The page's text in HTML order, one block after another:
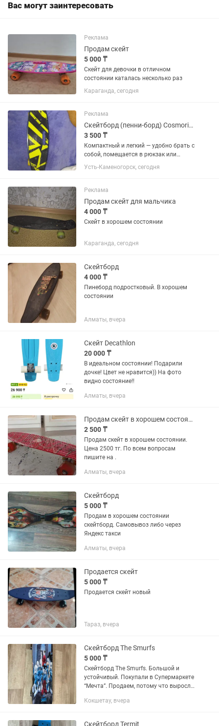
Вас могут заинтересовать
Реклама
Продам скейт
5 000 ₸
Скейт для девочки в отличном
состоянии каталась несколько раз
Караганда, сегодня
Реклама
Скейтборд (пенни-борд) Cosmoride стиль и комфорт в одном!
3 500 ₸
Компактный и легкий — удобно брать с
собой, помещается в рюкзак или
багажник. Яркий дизайн — эффектный
желто-черный принт притягивает
Прочная дека — устойчивая,...
Усть-Каменогорск, сегодня
Реклама
Продам скейт для мальчика
4 000 ₸
Скейт в хорошем состоянии
Караганда, сегодня
Скейтборд
4 000 ₸
Пинеборд подростковый. В хорошем
состоянии
Алматы, вчера
Скейт Decathlon
20 000 ₸
В идеальном состоянии! Подарили
дочке! Цвет не нравится)) На фото
видно состояние!!
Алматы, вчера
Продам скейт в хорошем состоянии.
2 500 ₸
Продам скейт в хорошем состоянии.
Цена 2500 тг. По всем вопросам
пишите на .
Алматы, вчера
Скейтборд
5 000 ₸
Продам в хорошем состоянии
скейтборд. Самовывоз либо через
Яндекс такси
Алматы, вчера
Продается скейт
5 000 ₸
Продается скейт новый
Тараз, вчера
Скейтборд The Smurfs
5 000 ₸
Скейтборд The Smurfs. Большой и
устойчивый. Покупали в Супермаркете
“Мечта”. Продаем, потому что выросли.
лучших. Качество очень высокое.
Кокшетау, вчера
Скейтборд Termit